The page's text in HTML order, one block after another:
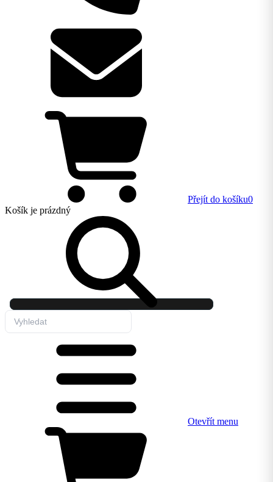
Přejít do košíku0
Košík je prázdný
Otevřít menu